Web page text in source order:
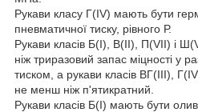
Рукави класу Г(IV) мають бути
пневматичної тиску, рівного Р.
Рукави класів Б(I), B(II), П(VII) і
ніж триразовий запас міцності у
тиском, а рукави класів ВГ(III),
не менш ніж п'ятикратний.
Рукави класів Б(I) мають бути